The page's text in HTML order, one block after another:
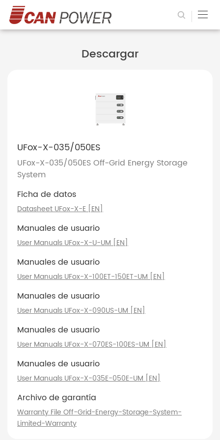
Descargar
UFox-X-035/050ES
UFox-X-035/050ES Off-Grid Energy Storage
System
Ficha de datos
Datasheet UFox-X-E [EN]
Manuales de usuario
User Manuals UFox-X-U-UM [EN]
Manuales de usuario
User Manuals UFox-X-100ET-150ET-UM [EN]
Manuales de usuario
User Manuals UFox-X-090US-UM [EN]
Manuales de usuario
User Manuals UFox-X-070ES-100ES-UM [EN]
Manuales de usuario
User Manuals UFox-X-035E-050E-UM [EN]
Archivo de garantía
Warranty File Off-Grid-Energy-Storage-System-
Limited-Warranty